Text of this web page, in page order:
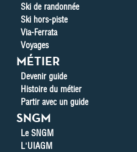
Ski de randonnée
Ski hors-piste
Via-Ferrata
Voyages
MÉTIER
Devenir guide
Histoire du métier
Partir avec un guide
SNGM
Le SNGM
L'UIAGM